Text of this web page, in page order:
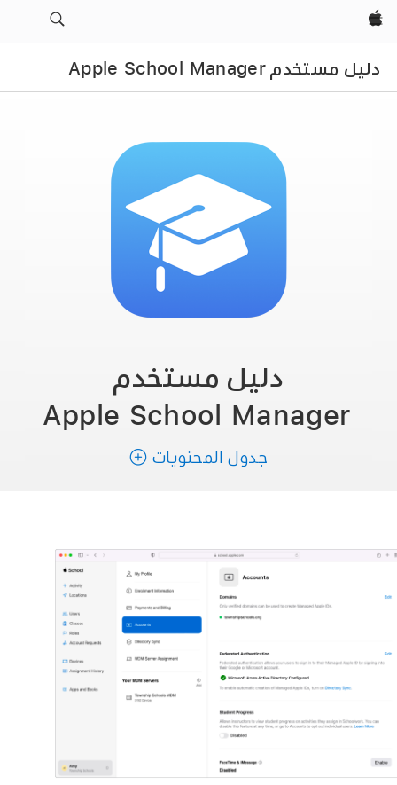
Apple‏
دليل مستخدم Apple School Manager
دليل مستخدم
Apple School Manager
جدول المحتويات